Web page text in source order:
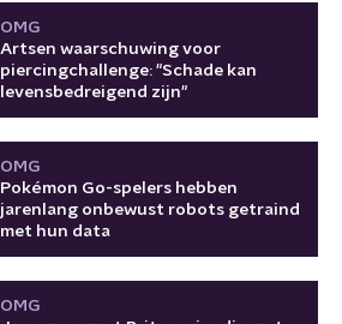
OMG
Artsen waarschuwing voor
piercingchallenge: "Schade kan
levensbedreigend zijn"
OMG
Pokémon Go-spelers hebben
jarenlang onbewust robots getraind
met hun data
OMG